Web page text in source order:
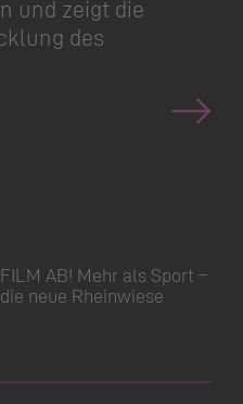
und zeigt die
des
FILM AB! Mehr als Sport –
die neue Rheinwiese